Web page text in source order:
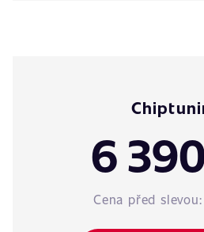
6
Cena před slevou: